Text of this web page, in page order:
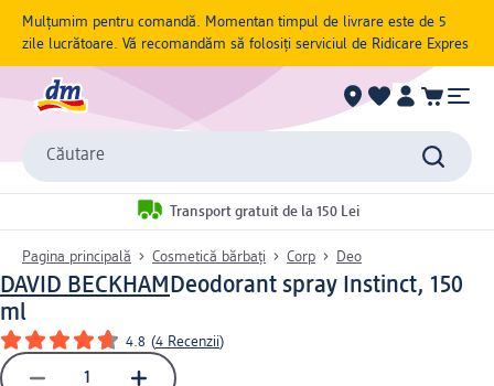
Mulțumim pentru comandă. Momentan timpul de livrare este de 5
zile lucrătoare. Vă recomandăm să folosiți serviciul de Ridicare Expres
Căutare
Transport gratuit de la 150 Lei
Pagina principală Cosmetică bărbați Corp Deo
DAVID BECKHAMDeodorant spray Instinct, 150
ml
4.8 (4 Recenzii)